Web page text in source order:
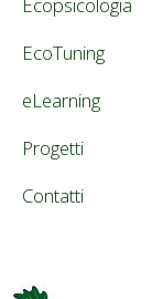
Ecopsicologia
EcoTuning
eLearning
Progetti
Contatti